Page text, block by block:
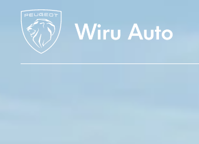
content